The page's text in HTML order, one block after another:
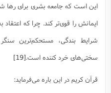
این است که جامعه بشری برای رها
ایمانش را قوی‌تر کند. چرا که اعتقاد
شرایط بندگی، مستحکم‌ترین
سختی‌های خرد کننده است.[19]
قرآن کریم در این باره می‌فرماید: